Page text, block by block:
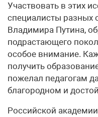
Участвовать в этих
специалисты разных
Владимира Путина,
подрастающего
особое внимание.
получить
пожелал педагогам
благородном и
Российской